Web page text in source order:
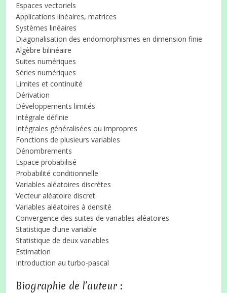
Espaces vectoriels
Applications linéaires, matrices
Systèmes linéaires
Diagonalisation des endomorphismes en dimension finie
Algèbre bilinéaire
Suites numériques
Séries numériques
Limites et continuité
Dérivation
Développements limités
Intégrale définie
Intégrales généralisées ou impropres
Fonctions de plusieurs variables
Dénombrements
Espace probabilisé
Probabilité conditionnelle
Variables aléatoires discrètes
Vecteur aléatoire discret
Variables aléatoires à densité
Convergence des suites de variables aléatoires
Statistique d’une variable
Statistique de deux variables
Estimation
Introduction au turbo-pascal
Biographie de l’auteur :